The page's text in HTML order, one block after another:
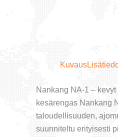
Kuvaus
Nankang NA-1 –
kesärengas Nankang
taloudellisuuden,
suunniteltu erityisesti